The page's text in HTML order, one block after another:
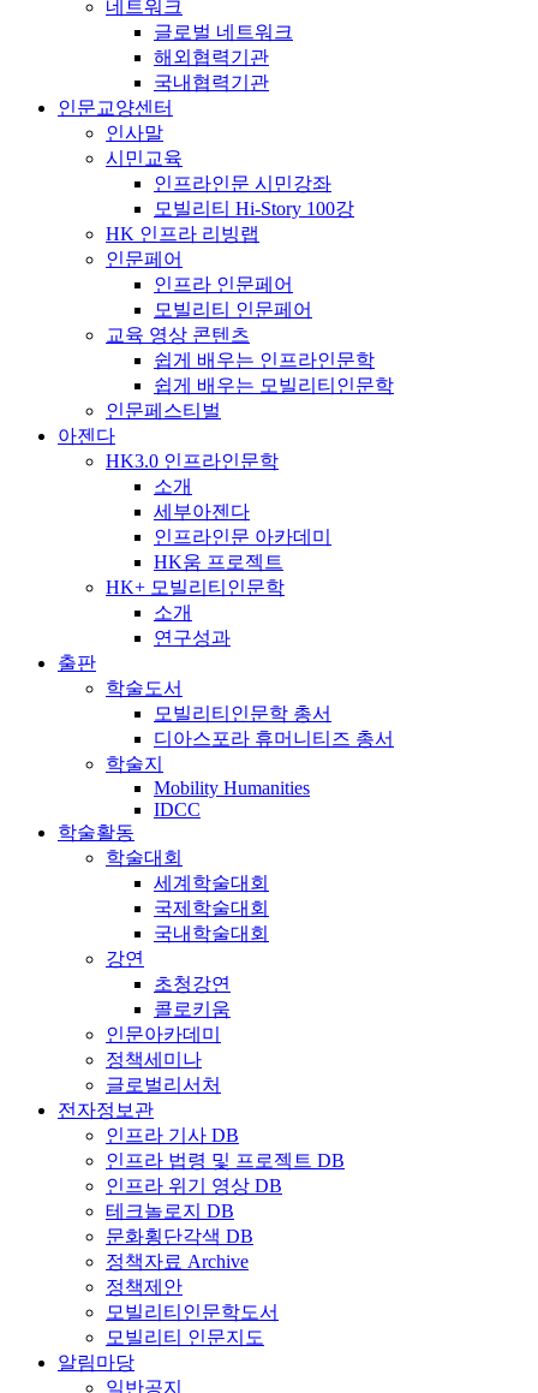
네트워크
글로벌 네트워크
해외협력기관
국내협력기관
인문교양센터
인사말
시민교육
인프라인문 시민강좌
모빌리티 Hi-Story 100강
HK 인프라 리빙랩
인문페어
인프라 인문페어
모빌리티 인문페어
교육 영상 콘텐츠
쉽게 배우는 인프라인문학
쉽게 배우는 모빌리티인문학
인문페스티벌
아젠다
HK3.0 인프라인문학
소개
세부아젠다
인프라인문 아카데미
HK움 프로젝트
HK+ 모빌리티인문학
소개
연구성과
출판
학술도서
모빌리티인문학 총서
디아스포라 휴머니티즈 총서
학술지
Mobility Humanities
IDCC
학술활동
학술대회
세계학술대회
국제학술대회
국내학술대회
강연
초청강연
콜로키움
인문아카데미
정책세미나
글로벌리서처
전자정보관
인프라 기사 DB
인프라 법령 및 프로젝트 DB
인프라 위기 영상 DB
테크놀로지 DB
문화횡단각색 DB
정책자료 Archive
정책제안
모빌리티인문학도서
모빌리티 인문지도
알림마당
일반공지